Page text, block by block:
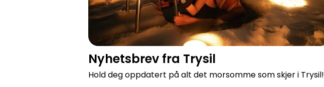
Nyhetsbrev fra Trysil
Hold deg oppdatert på alt det morsomme som skjer i Trysil!